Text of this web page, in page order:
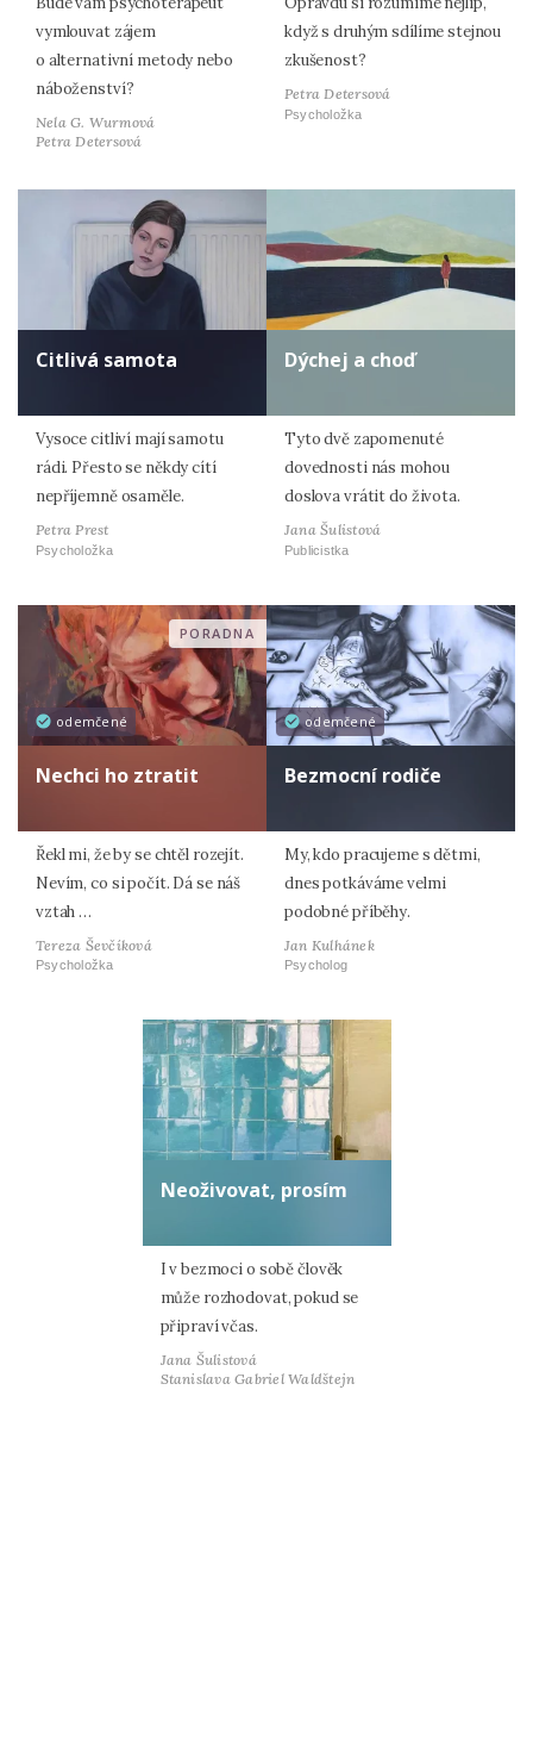
vymlouvat zájem
o alternativní metody nebo
náboženství?
Nela G. Wurmová
Petra Detersová
když s druhým sdílíme stejnou
zkušenost?
Petra Detersová
Psycholožka
Citlivá samota
Vysoce citliví mají samotu
rádi. Přesto se někdy cítí
nepříjemně osaměle.
Petra Prest
Psycholožka
Dýchej a choď
Tyto dvě zapomenuté
dovednosti nás mohou
doslova vrátit do života.
Jana Šulistová
Publicistka
odemčené
PORADNA
Nechci ho ztratit
Řekl mi, že by se chtěl rozejít.
Nevím, co si počít. Dá se náš
vztah …
Tereza Ševčíková
Psycholožka
odemčené
Bezmocní rodiče
My, kdo pracujeme s dětmi,
dnes potkáváme velmi
podobné příběhy.
Jan Kulhánek
Psycholog
Neoživovat, prosím
I v bezmoci o sobě člověk
může rozhodovat, pokud se
připraví včas.
Jana Šulistová
Stanislava Gabriel Waldštejn